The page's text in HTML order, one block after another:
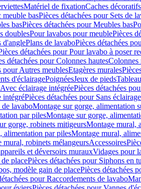
Matériel de fixationCaches décoratifs
meuble basPièces détachées pour Sets de
basPièces détachées pour Meubles bas
doublesPour lavabos pour meublePièces
d'anglePlans de lavaboPièces détachées
détachées pour Pour lavabo à poser
détachées pour Colonnes hautesColonnes
pour Autres meublesEtagères murales
d'éclairagePoignéesJeux de pieds
Avec éclairage intégréePièces détachées
intégréPièces détachées pour Sans
de lavaboMontage sur gorge, alimentation
par pilesMontage sur gorge,
gorge, robinets mitigeursMontage mural,
alimentation par pilesMontage mural,
mural, robinets mélangeursAccessoires
et déversoirs murauxVidages pour
placePièces détachées pour Siphons en
modèle gain de placePièces détachées
pour Raccordements de lavabo